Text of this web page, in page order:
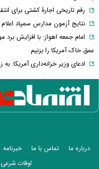
رقم تاریخی اجارۀ کشتی برای
نتایج آزمون مدارس سمپاد
عمق خاک آمریکا را بزنیم
ادعای وزیر خزانه‌داری آمریکا:
حمله ۶ قلاده سگ به کودک ۹ ساله در سنندج
رسانه اماراتی: دور هفتم
عقب‌نشینی
با وجود جنگ و تحریم می‌توان
خبر مهم برای بازنشستگان/
قیمت انواع لپ تاپ ام اس آی MSI + جدول
درباره ما تماس با ما خبرنامه
اوقات شرعی